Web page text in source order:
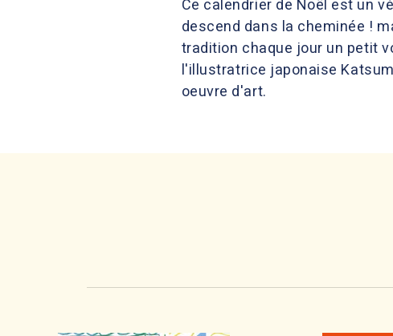
Ce calendrier de Noël est un
descend dans la cheminée !
tradition chaque jour un petit
l'illustratrice japonaise
oeuvre d'art.